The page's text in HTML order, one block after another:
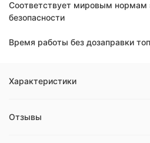
Соответствует мировым нормам
безопасности
Время работы без дозаправки
Характеристики
Отзывы